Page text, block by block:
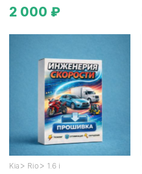
2 000 ₽
Kia > Rio > 1.6 i